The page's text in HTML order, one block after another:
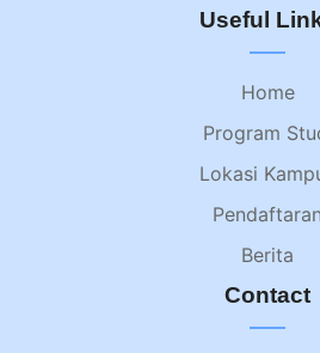
Useful
Home
Program
Lokasi
Pendaftaran
Berita
Contact